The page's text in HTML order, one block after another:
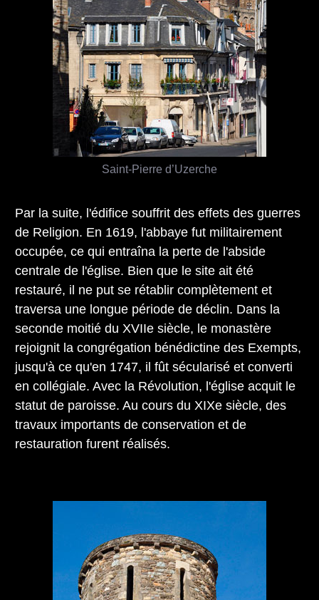
Par la suite, l'édifice souffrit des effets des guerres
de Religion. En 1619, l'abbaye fut militairement
occupée, ce qui entraîna la perte de l'abside
centrale de l'église. Bien que le site ait été
restauré, il ne put se rétablir complètement et
traversa une longue période de déclin. Dans la
seconde moitié du XVIIe siècle, le monastère
rejoignit la congrégation bénédictine des Exempts,
jusqu'à ce qu'en 1747, il fût sécularisé et converti
en collégiale. Avec la Révolution, l'église acquit le
statut de paroisse. Au cours du XIXe siècle, des
travaux importants de conservation et de
restauration furent réalisés.
Saint-Pierre d’Uzerche